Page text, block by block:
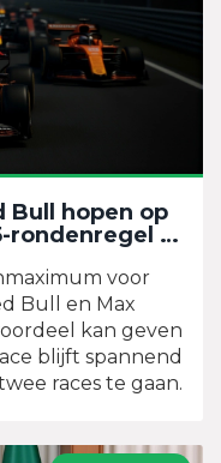
Bull hopen op
rondenregel in
voor
Bull en Max
kan geven
blijft spannend
races te gaan.